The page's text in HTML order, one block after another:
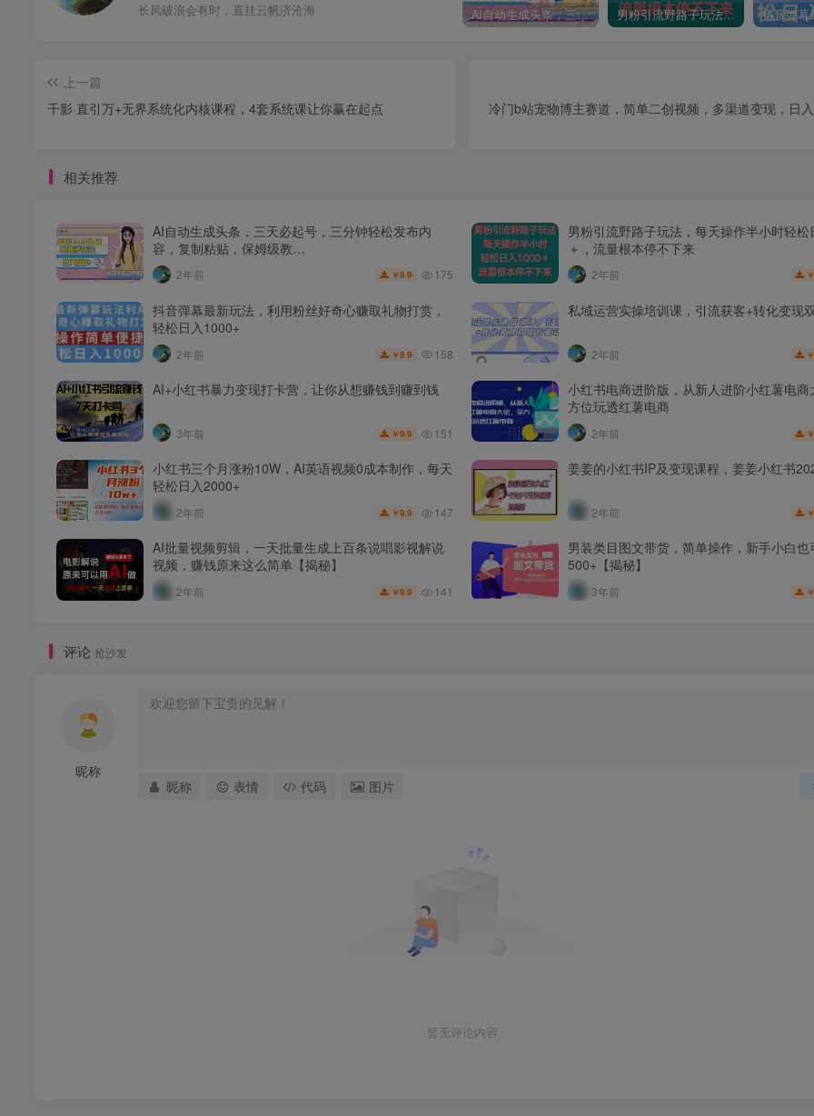
长风破浪会有时，直挂云帆济沧海 AI自动生成头条，三天必起号，三分钟轻松发布内容，复制粘贴，保姆级教… 男粉引流野路子玩法，每天操作半小时轻松日入1000＋，流量根本停不下来
上一篇
千影·直引万+无界系统化内核课程，4套系统课让你赢在起点
冷门b站宠物博主赛道，简单二创视频，多渠道变现，日
相关推荐
AI自动生成头条，三天必起号，三分钟轻松发布内
容，复制粘贴，保姆级教…
2年前 ￥9.9 175
男粉引流野路子玩法，每天操作半小时轻
＋，流量根本停不下来
2年前 ￥
抖音弹幕最新玩法，利用粉丝好奇心赚取礼物打赏，
轻松日入1000+
2年前 ￥9.9 158
私域运营实操培训课，引流获客+转化变现
2年前 ￥
AI+小红书暴力变现打卡营，让你从想赚钱到赚到钱
3年前 ￥9.9 151
小红书电商进阶版，从新人进阶小红薯电商
方位玩透红薯电商
2年前 ￥
小红书三个月涨粉10W，AI英语视频0成本制作，每天
轻松日入2000+
2年前 ￥9.9 147
姜姜的小红书IP及变现课程，姜姜小红书
2年前 ￥
AI批量视频剪辑，一天批量生成上百条说唱影视解说
视频，赚钱原来这么简单【揭秘】
2年前 ￥9.9 141
男装类目图文带货，简单操作，新手小白也
500+【揭秘】
3年前 ￥
评论 抢沙发
昵称
昵称 表情 代码 图片
暂无评论内容